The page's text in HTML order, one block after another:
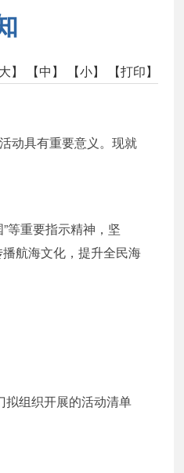
】 【中】 【小】 【打印】
动具有重要意义。现就
等重要指示精神，坚
航海文化，提升全民海
拟组织开展的活动清单